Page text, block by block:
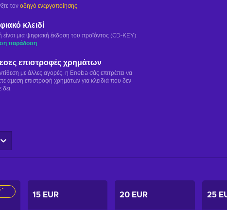
τον οδηγό ενεργοποίησης
κλειδί
είναι μια ψηφιακή έκδοση του προϊόντος (CD-KEY)
παράδοση
επιστροφές χρημάτων
με άλλες αγορές, η Eneba σάς επιτρέπει να
άμεση επιστροφή χρημάτων για κλειδιά που δεν
δει.
-
15 EUR 20 EUR 25